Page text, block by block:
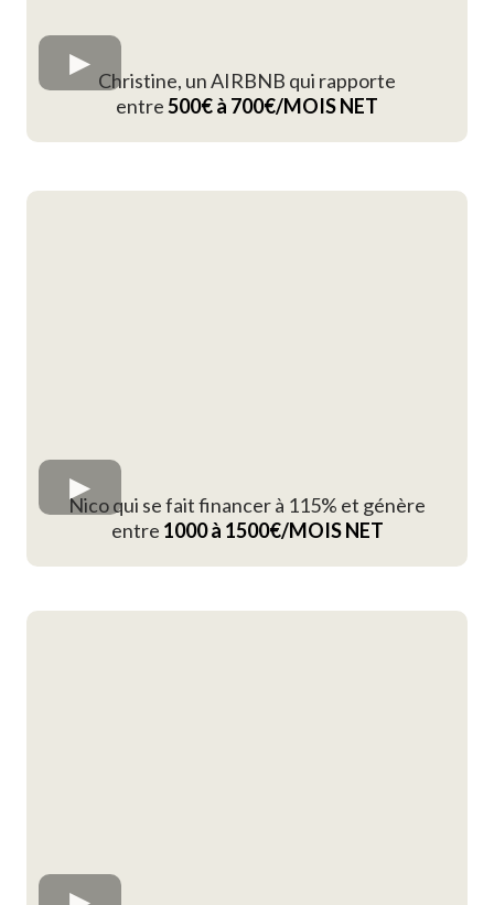
Christine, un AIRBNB qui rapporte
entre500€ à 700€/MOIS NET
Nico qui se fait financer à 115% et génère
entre 1000 à 1500€/MOIS NET